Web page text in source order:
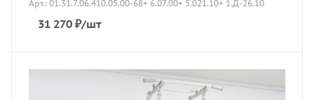
Арт.: 01.31.7.06.410.05.00-68+ 6.07.00+ 5.021.10+ 1.Д-26.10
31 270 ₽/шт